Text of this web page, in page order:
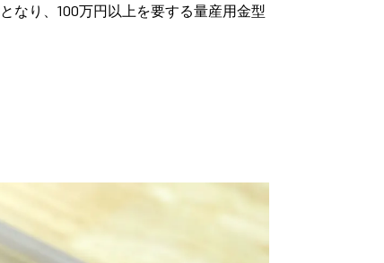
なり、100万円以上を要する量産用金型